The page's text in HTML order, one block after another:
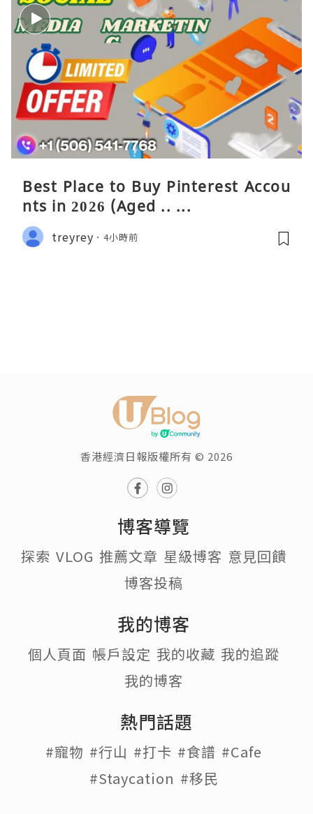
Best Place to Buy Pinterest Accou
nts in 2026 (Aged .. ...
treyrey 4小時前
香港經濟日報版權所有 © 2026
博客導覽
探索 VLOG 推薦文章 星級博客 意見回饋
博客投稿
我的博客
個人頁面 帳戶設定 我的收藏 我的追蹤
我的博客
熱門話題
#寵物 #行山 #打卡 #食譜 #Cafe
#Staycation #移民